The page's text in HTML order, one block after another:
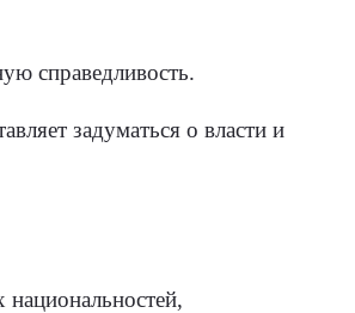
справедливость.
задуматься о власти и